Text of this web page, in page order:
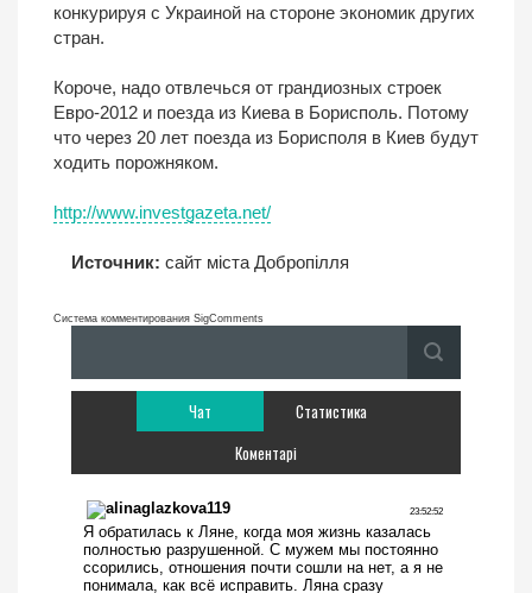
конкурируя с Украиной на стороне экономик других
стран.
Короче, надо отвлечься от грандиозных строек
Евро-2012 и поезда из Киева в Борисполь. Потому
что через 20 лет поезда из Борисполя в Киев будут
ходить порожняком.
http://www.investgazeta.net/
Источник: сайт міста Добропілля
Система комментирования SigComments
Чат
Статистика
Коментарі